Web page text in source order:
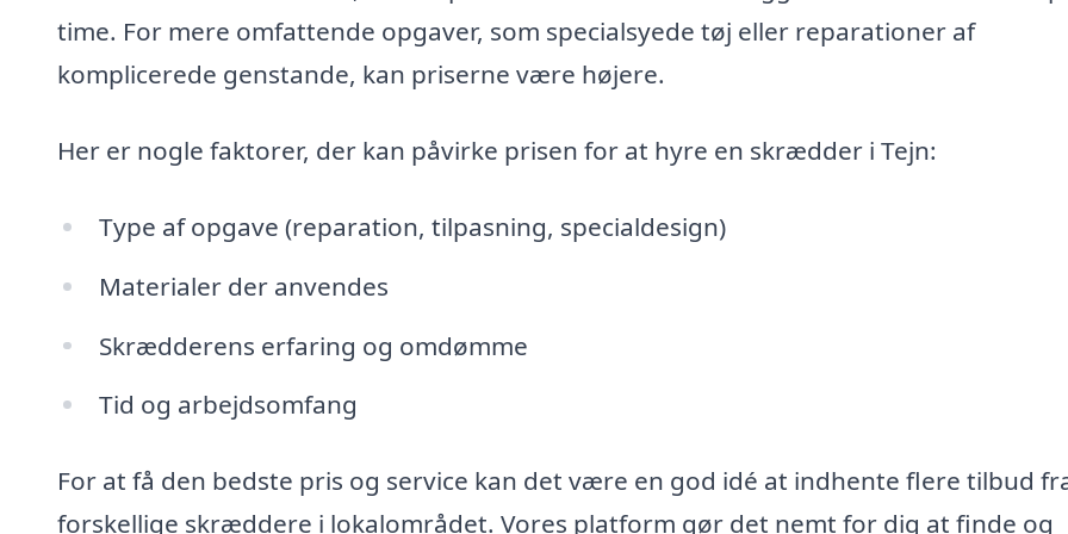
time. For mere omfattende opgaver, som specialsyede tøj eller reparationer af
komplicerede genstande, kan priserne være højere.
Her er nogle faktorer, der kan påvirke prisen for at hyre en skrædder i Tejn:
Type af opgave (reparation, tilpasning, specialdesign)
Materialer der anvendes
Skrædderens erfaring og omdømme
Tid og arbejdsomfang
For at få den bedste pris og service kan det være en god idé at indhente flere tilbud
forskellige skræddere i lokalområdet. Vores platform gør det nemt for dig at finde og